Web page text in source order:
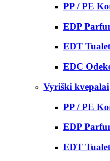
PP / PE
EDP
EDT
EDC
Vyriški kvepalai
PP / PE
EDP
EDT